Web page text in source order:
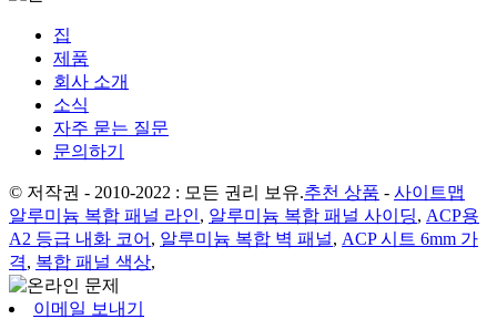
집
제품
회사 소개
소식
자주 묻는 질문
문의하기
© 저작권 - 2010-2022 : 모든 권리 보유.추천 상품 - 사이트맵
알루미늄 복합 패널 라인, 알루미늄 복합 패널 사이딩, ACP용
A2 등급 내화 코어 , 알루미늄 복합 벽 패널, ACP 시트 6mm 가
격, 복합 패널 색상,
이메일 보내기